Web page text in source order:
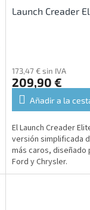
Launch Creader
173,47 € sin IVA
209,90 €
Añadir a la
El Launch Creader
versión simplificada
más caros, diseñado
Ford y Chrysler.